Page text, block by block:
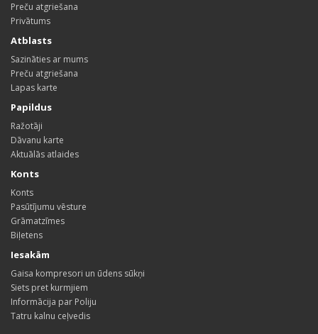
Preču atgriešana
Privātums
Atblasts
Sazināties ar mums
Preču atgriešana
Lapas karte
Papildus
Ražotāji
Dāvanu karte
Aktuālās atlaides
Konts
Konts
Pasūtījumu vēsture
Grāmatzīmes
Biļetens
Iesakām
Gaisa kompresori un ūdens sūkņi
Siets pret kurmjiem
Informācija par Poliju
Tatru kalnu ceļvedis